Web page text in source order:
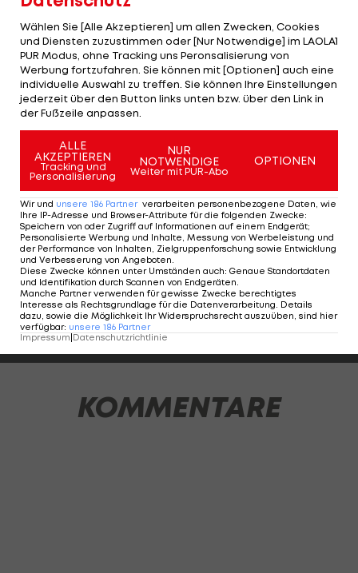
Zeitpunkt, um tiefere Einblicke in verborgene
Leistungsdaten zu werfen. Heute geht es um
Spieler, die nicht immer im Rampenlicht stehen.
LAOLA1präsentiert die besten Spielmacher
Europas! Basierend ausschließlich auf Statistiken
haben wir mit Hilfe von "fbref" die 15 Spieler mit
den meisten schusserzeugenden Aktionen pro 90
Minuten ermittelt.
Diese "Schattenstars" der Top-5-Ligen werden nur
berücksichtigt, wenn sie mindestens 30 Prozent
der bisher absolvierten Spielminuten auf dem
Feld standen.
KOMMENTARE
Wählen Sie [Alle Akzeptieren] um allen Zwecken, Cookies
und Diensten zuzustimmen oder [Nur Notwendige] im LAOLA1
PUR Modus, ohne Tracking uns Peronsalisierung von
Werbung fortzufahren. Sie können mit [Optionen] auch eine
individuelle Auswahl zu treffen. Sie können Ihre Einstellungen
jederzeit über den Button links unten bzw. über den Link in
der Fußzeile anpassen.
ALLE
AKZEPTIEREN
Tracking und
Personalisierung
NUR
NOTWENDIGE
Weiter mit PUR-Abo
OPTIONEN
Wir und unsere 186 Partner verarbeiten personenbezogene Daten, wie
Ihre IP-Adresse und Browser-Attribute für die folgenden Zwecke:
Speichern von oder Zugriff auf Informationen auf einem Endgerät;
Personalisierte Werbung und Inhalte, Messung von Werbeleistung und
der Performance von Inhalten, Zielgruppenforschung sowie Entwicklung
und Verbesserung von Angeboten
Diese Zwecke können unter Umständen auch: Genaue Standortdaten
und Identifikation durch Scannen von Endgeräten
Manche Partner verwenden für gewisse Zwecke berechtigtes
Interesse als Rechtsgrundlage für die Datenverarbeitung. Details
dazu, sowie die Möglichkeit Ihr Widerspruchsrecht auszuüben, sind hier
verfügbar: unsere 186 Partner
Impressum|Datenschutzrichtlinie